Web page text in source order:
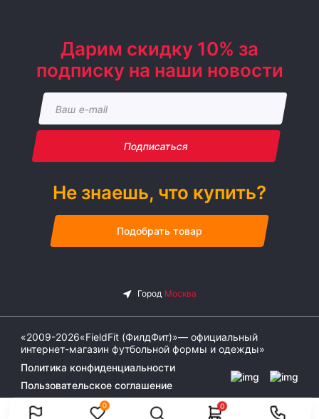
0 0
Дарим скидку 10% за
подписку на наши новости
Подписаться
Не знаешь, что купить?
Подобрать товар
«2009-2026«FieldFit (ФилдФит)»— официальный
интернет-магазин футбольной формы и одежды»
Политика конфиденциальности
Пользовательское соглашение